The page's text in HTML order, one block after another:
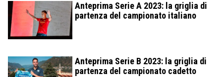
Anteprima Serie A 2023: la griglia di
partenza del campionato italiano
Anteprima Serie B 2023: la griglia di
partenza del campionato cadetto